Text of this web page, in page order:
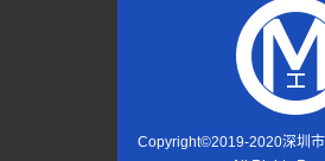
Copyright©2019-2020深圳